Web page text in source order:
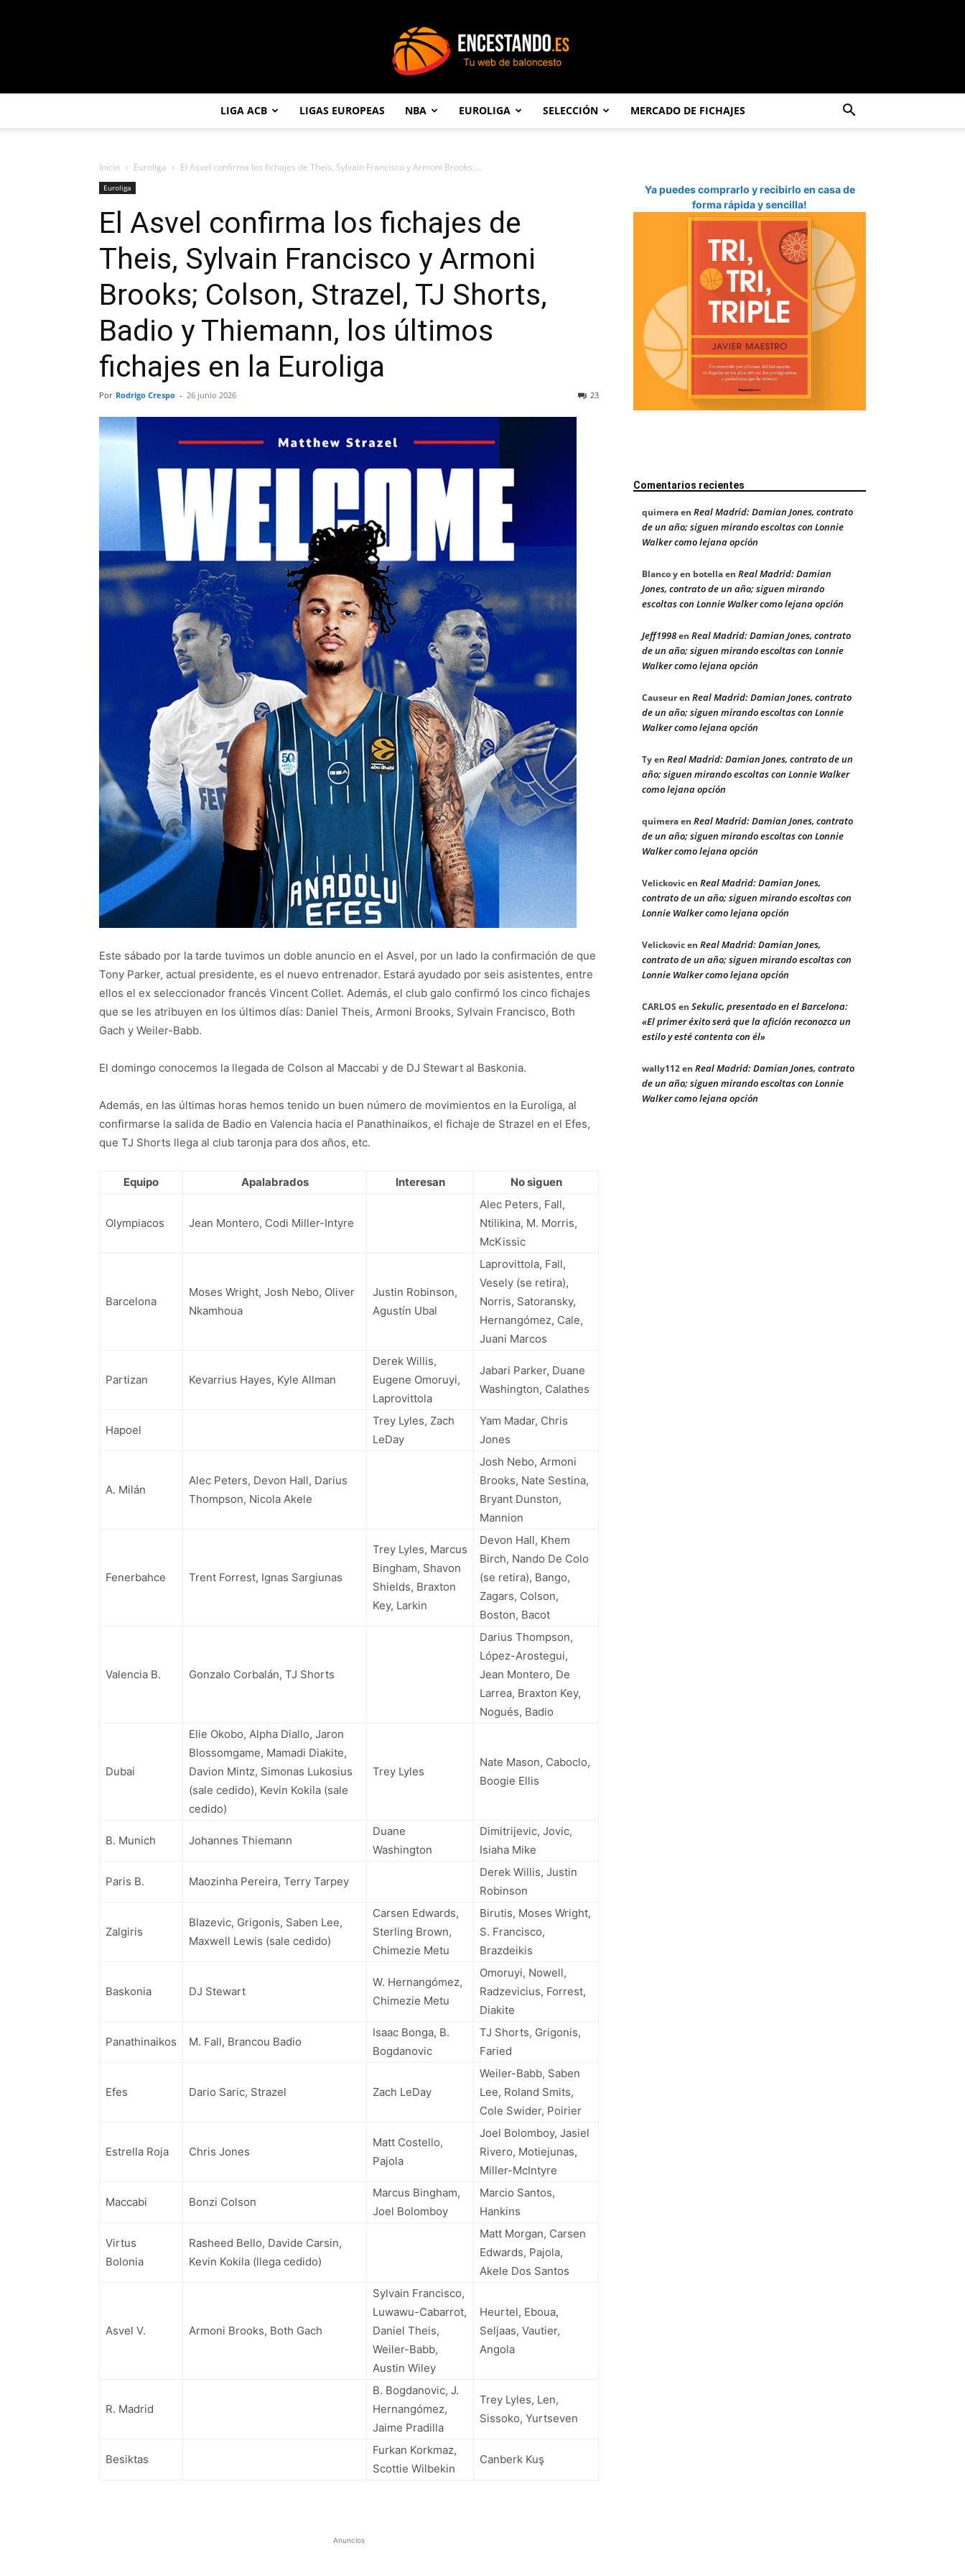
LIGA ACB LIGAS EUROPEAS NBA EUROLIGA SELECCIÓN MERCADO DE FICHAJES
Inicio Euroliga El Asvel confirma los fichajes de Theis, Sylvain Francisco y Armoni Brooks;...
Euroliga
El Asvel confirma los fichajes de
Theis, Sylvain Francisco y Armoni
Brooks; Colson, Strazel, TJ Shorts,
Badio y Thiemann, los últimos
fichajes en la Euroliga
Por Rodrigo Crespo - 26 junio 2026 23
Este sábado por la tarde tuvimos un doble anuncio en el Asvel, por un lado la confirmación de que
Tony Parker, actual presidente, es el nuevo entrenador. Estará ayudado por seis asistentes, entre
ellos el ex seleccionador francés Vincent Collet. Además, el club galo confirmó los cinco fichajes
que se les atribuyen en los últimos días: Daniel Theis, Armoni Brooks, Sylvain Francisco, Both
Gach y Weiler-Babb.
El domingo conocemos la llegada de Colson al Maccabi y de DJ Stewart al Baskonia.
Además, en las últimas horas hemos tenido un buen número de movimientos en la Euroliga, al
confirmarse la salida de Badio en Valencia hacia el Panathinaikos, el fichaje de Strazel en el Efes,
que TJ Shorts llega al club taronja para dos años, etc.
Equipo Apalabrados Interesan No siguen
Olympiacos Jean Montero, Codi Miller-Intyre
Alec Peters, Fall,
Ntilikina, M. Morris,
McKissic
Barcelona
Moses Wright, Josh Nebo, Oliver
Nkamhoua
Justin Robinson,
Agustín Ubal
Laprovittola, Fall,
Vesely (se retira),
Norris, Satoransky,
Hernangómez, Cale,
Juani Marcos
Partizan Kevarrius Hayes, Kyle Allman
Derek Willis,
Eugene Omoruyi,
Laprovittola
Jabari Parker, Duane
Washington, Calathes
Hapoel
Trey Lyles, Zach
LeDay
Yam Madar, Chris
Jones
A. Milán
Alec Peters, Devon Hall, Darius
Thompson, Nicola Akele
Josh Nebo, Armoni
Brooks, Nate Sestina,
Bryant Dunston,
Mannion
Fenerbahce Trent Forrest, Ignas Sargiunas
Trey Lyles, Marcus
Bingham, Shavon
Shields, Braxton
Key, Larkin
Devon Hall, Khem
Birch, Nando De Colo
(se retira), Bango,
Zagars, Colson,
Boston, Bacot
Valencia B. Gonzalo Corbalán, TJ Shorts
Darius Thompson,
López-Arostegui,
Jean Montero, De
Larrea, Braxton Key,
Nogués, Badio
Dubai
Elie Okobo, Alpha Diallo, Jaron
Blossomgame, Mamadi Diakite,
Davion Mintz, Simonas Lukosius
(sale cedido), Kevin Kokila (sale
cedido)
Trey Lyles
Nate Mason, Caboclo,
Boogie Ellis
B. Munich Johannes Thiemann
Duane
Washington
Dimitrijevic, Jovic,
Isiaha Mike
Paris B. Maozinha Pereira, Terry Tarpey
Derek Willis, Justin
Robinson
Zalgiris
Blazevic, Grigonis, Saben Lee,
Maxwell Lewis (sale cedido)
Carsen Edwards,
Sterling Brown,
Chimezie Metu
Birutis, Moses Wright,
S. Francisco,
Brazdeikis
Baskonia DJ Stewart
W. Hernangómez,
Chimezie Metu
Omoruyi, Nowell,
Radzevicius, Forrest,
Diakite
Panathinaikos M. Fall, Brancou Badio
Isaac Bonga, B.
Bogdanovic
TJ Shorts, Grigonis,
Faried
Efes Dario Saric, Strazel Zach LeDay
Weiler-Babb, Saben
Lee, Roland Smits,
Cole Swider, Poirier
Estrella Roja Chris Jones
Matt Costello,
Pajola
Joel Bolomboy, Jasiel
Rivero, Motiejunas,
Miller-McIntyre
Maccabi Bonzi Colson
Marcus Bingham,
Joel Bolomboy
Marcio Santos,
Hankins
Virtus
Bolonia
Rasheed Bello, Davide Carsin,
Kevin Kokila (llega cedido)
Matt Morgan, Carsen
Edwards, Pajola,
Akele Dos Santos
Asvel V. Armoni Brooks, Both Gach
Sylvain Francisco,
Luwawu-Cabarrot,
Daniel Theis,
Weiler-Babb,
Austin Wiley
Heurtel, Eboua,
Seljaas, Vautier,
Angola
R. Madrid
B. Bogdanovic, J.
Hernangómez,
Jaime Pradilla
Trey Lyles, Len,
Sissoko, Yurtseven
Besiktas
Furkan Korkmaz,
Scottie Wilbekin
Canberk Kuş
Anuncios
Ya puedes comprarlo y recibirlo en casa de
forma rápida y sencilla!
Comentarios recientes
quimeraen Real Madrid: Damian Jones, contrato
de un año; siguen mirando escoltas con Lonnie
Walker como lejana opción
Blanco y en botellaen Real Madrid: Damian
Jones, contrato de un año; siguen mirando
escoltas con Lonnie Walker como lejana opción
Jeff1998en Real Madrid: Damian Jones, contrato
de un año; siguen mirando escoltas con Lonnie
Walker como lejana opción
Causeuren Real Madrid: Damian Jones, contrato
de un año; siguen mirando escoltas con Lonnie
Walker como lejana opción
Tyen Real Madrid: Damian Jones, contrato de un
año; siguen mirando escoltas con Lonnie Walker
como lejana opción
quimeraen Real Madrid: Damian Jones, contrato
de un año; siguen mirando escoltas con Lonnie
Walker como lejana opción
Velickovicen Real Madrid: Damian Jones,
contrato de un año; siguen mirando escoltas con
Lonnie Walker como lejana opción
Velickovicen Real Madrid: Damian Jones,
contrato de un año; siguen mirando escoltas con
Lonnie Walker como lejana opción
CARLOS en Sekulic, presentado en el Barcelona:
«El primer éxito será que la afición reconozca un
estilo y esté contenta con él»
wally112en Real Madrid: Damian Jones, contrato
de un año; siguen mirando escoltas con Lonnie
Walker como lejana opción